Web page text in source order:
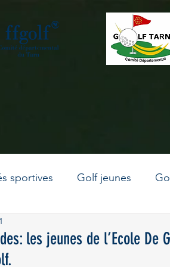
sportives Golf jeunes
les jeunes de l’Ecole De